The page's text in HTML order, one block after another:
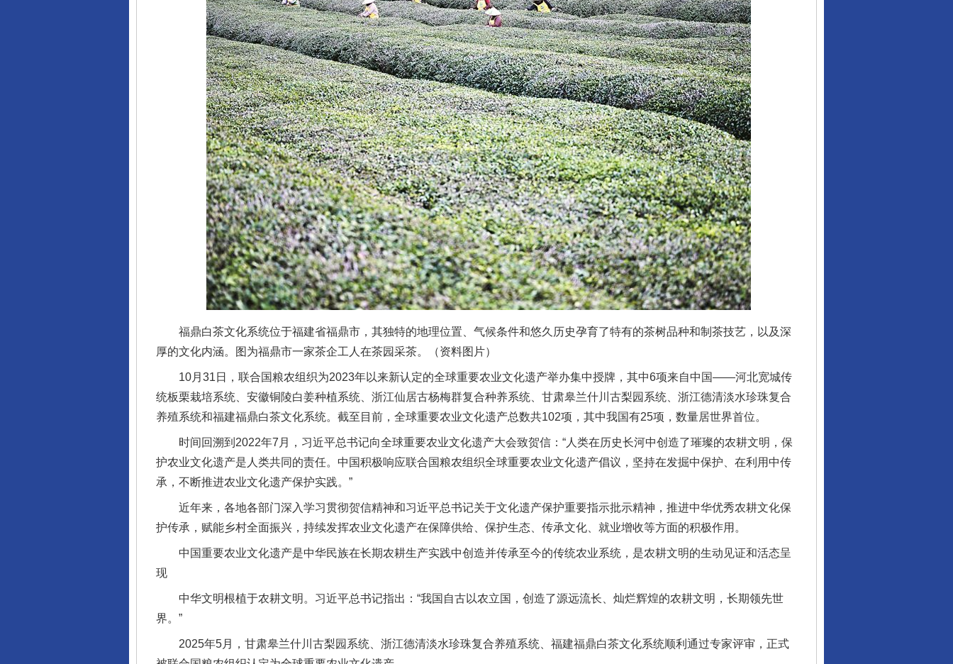
福鼎白茶文化系统位于福建省福鼎市，其独特的地理位置、气候条件和悠久历史孕育了特有的茶树品种和制茶技艺，以及深
厚的文化内涵。图为福鼎市一家茶企工人在茶园采茶。（资料图片）
10月31日，联合国粮农组织为2023年以来新认定的全球重要农业文化遗产举办集中授牌，其中6项来自中国——河北宽城传
统板栗栽培系统、安徽铜陵白姜种植系统、浙江仙居古杨梅群复合种养系统、甘肃皋兰什川古梨园系统、浙江德清淡水珍珠复合
养殖系统和福建福鼎白茶文化系统。截至目前，全球重要农业文化遗产总数共102项，其中我国有25项，数量居世界首位。
时间回溯到2022年7月，习近平总书记向全球重要农业文化遗产大会致贺信：“人类在历史长河中创造了璀璨的农耕文明，保
护农业文化遗产是人类共同的责任。中国积极响应联合国粮农组织全球重要农业文化遗产倡议，坚持在发掘中保护、在利用中传
承，不断推进农业文化遗产保护实践。”
近年来，各地各部门深入学习贯彻贺信精神和习近平总书记关于文化遗产保护重要指示批示精神，推进中华优秀农耕文化保
护传承，赋能乡村全面振兴，持续发挥农业文化遗产在保障供给、保护生态、传承文化、就业增收等方面的积极作用。
中国重要农业文化遗产是中华民族在长期农耕生产实践中创造并传承至今的传统农业系统，是农耕文明的生动见证和活态呈
现
中华文明根植于农耕文明。习近平总书记指出：“我国自古以农立国，创造了源远流长、灿烂辉煌的农耕文明，长期领先世
界。”
2025年5月，甘肃皋兰什川古梨园系统、浙江德清淡水珍珠复合养殖系统、福建福鼎白茶文化系统顺利通过专家评审，正式